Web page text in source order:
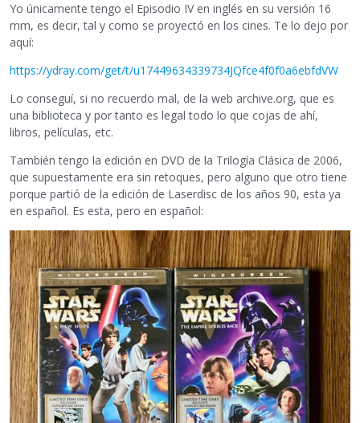
Yo únicamente tengo el Episodio IV en inglés en su versión 16
mm, es decir, tal y como se proyectó en los cines. Te lo dejo por
aquí:
https://ydray.com/get/t/u17449634339734JQfce4f0f0a6ebfdVW
Lo conseguí, si no recuerdo mal, de la web archive.org, que es
una biblioteca y por tanto es legal todo lo que cojas de ahí,
libros, películas, etc.
También tengo la edición en DVD de la Trilogía Clásica de 2006,
que supuestamente era sin retoques, pero alguno que otro tiene
porque partió de la edición de Laserdisc de los años 90, esta ya
en español. Es esta, pero en español: